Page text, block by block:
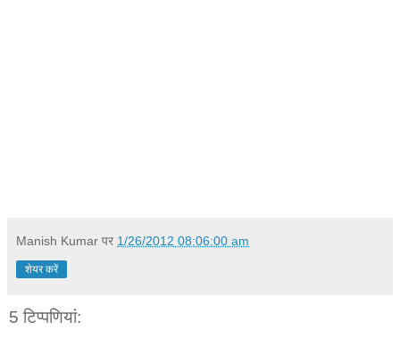
Manish Kumar पर 1/26/2012 08:06:00 am
शेयर करें
5 टिप्‍पणियां: